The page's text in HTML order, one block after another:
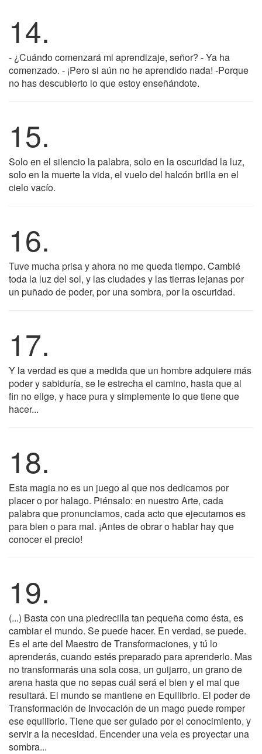
14.
- ¿Cuándo comenzará mi aprendizaje, señor? - Ya ha
comenzado. - ¡Pero si aún no he aprendido nada! -Porque
no has descubierto lo que estoy enseñándote.
15.
Solo en el silencio la palabra, solo en la oscuridad la luz,
solo en la muerte la vida, el vuelo del halcón brilla en el
cielo vacío.
16.
Tuve mucha prisa y ahora no me queda tiempo. Cambié
toda la luz del sol, y las ciudades y las tierras lejanas por
un puñado de poder, por una sombra, por la oscuridad.
17.
Y la verdad es que a medida que un hombre adquiere más
poder y sabiduría, se le estrecha el camino, hasta que al
fin no elige, y hace pura y simplemente lo que tiene que
hacer...
18.
Esta magia no es un juego al que nos dedicamos por
placer o por halago. Piénsalo: en nuestro Arte, cada
palabra que pronunciamos, cada acto que ejecutamos es
para bien o para mal. ¡Antes de obrar o hablar hay que
conocer el precio!
19.
(...) Basta con una piedrecilla tan pequeña como ésta, es
cambiar el mundo. Se puede hacer. En verdad, se puede.
Es el arte del Maestro de Transformaciones, y tú lo
aprenderás, cuando estés preparado para aprenderlo. Mas
no transformarás una sola cosa, un guijarro, un grano de
arena hasta que no sepas cuál será el bien y el mal que
resultará. El mundo se mantiene en Equilibrio. El poder de
Transformación de Invocación de un mago puede romper
ese equilibrio. Tiene que ser guiado por el conocimiento, y
servir a la necesidad. Encender una vela es proyectar una
sombra...